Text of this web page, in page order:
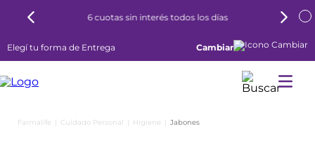
6 cuotas sin interés todos los días
Elegí tu forma de Entrega Cambiar
Cuidado Personal Higiene Jabones